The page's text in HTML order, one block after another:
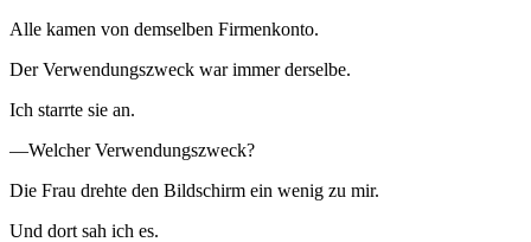
Alle kamen von demselben Firmenkonto.
Der Verwendungszweck war immer derselbe.
Ich starrte sie an.
—Welcher Verwendungszweck?
Die Frau drehte den Bildschirm ein wenig zu mir.
Und dort sah ich es.